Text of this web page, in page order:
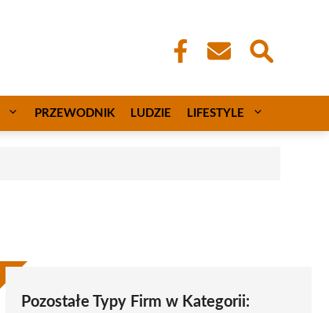
PRZEWODNIK LUDZIE LIFESTYLE
Pozostałe Typy Firm w Kategorii: